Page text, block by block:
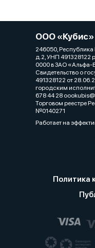
ООО «Кубис»
246050, Республика
д.2, УНП 491328122
0000 в ЗАО «Альфа-
Свидетельство о
491328122 от
городским
678 44 28
Торговом реестре
№0140271
Работает на
Политика